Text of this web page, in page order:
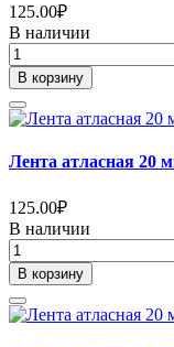
125.00₽
В наличии
В корзину
Лента атласная 20
125.00₽
В наличии
В корзину